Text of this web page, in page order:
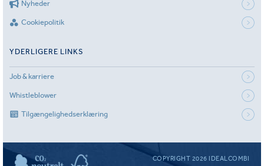
Nyheder
Cookiepolitik
YDERLIGERE LINKS
Job & karriere
Whistleblower
Tilgængelighedserklæring
COPYRIGHT 2026 IDEALCOMBI